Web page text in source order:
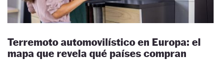
Terremoto automovilístico en Europa: el
mapa que revela qué países compran